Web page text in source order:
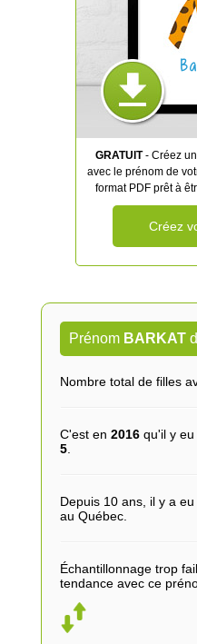
GRATUIT- Créez
avec le prénom de
format PDF prêt à
Créez
Prénom BARKAT
Nombre total de filles
C'est en 2016qu'il y eu
5.
Depuis 10 ans, il y a
au Québec.
Échantillonnage trop
tendance avec ce